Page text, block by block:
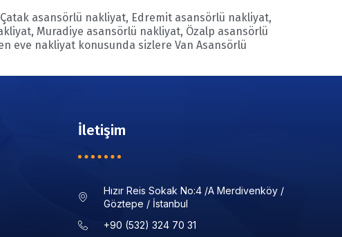
asansörlü nakliyat, Edremit asansörlü nakliyat,
Muradiye asansörlü nakliyat, Özalp asansörlü
eve nakliyat konusunda sizlere Van Asansörlü
İletişim
Hızır Reis Sokak No:4 /a Merdivenköy /
Göztepe / İstanbul
+90 (532) 324 70 31